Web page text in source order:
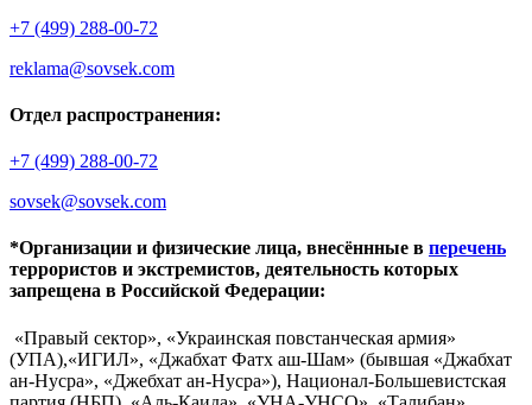
+7 (499) 288-00-72
reklama@sovsek.com
Отдел распространения:
+7 (499) 288-00-72
sovsek@sovsek.com
*Организации и физические лица, внесённные в перечень
террористов и экстремистов, деятельность которых
запрещена в Российской Федерации:
«Правый сектор», «Украинская повстанческая армия»
(УПА),«ИГИЛ», «Джабхат Фатх аш-Шам» (бывшая «Джабхат
ан-Нусра», «Джебхат ан-Нусра»), Национал-Большевистская